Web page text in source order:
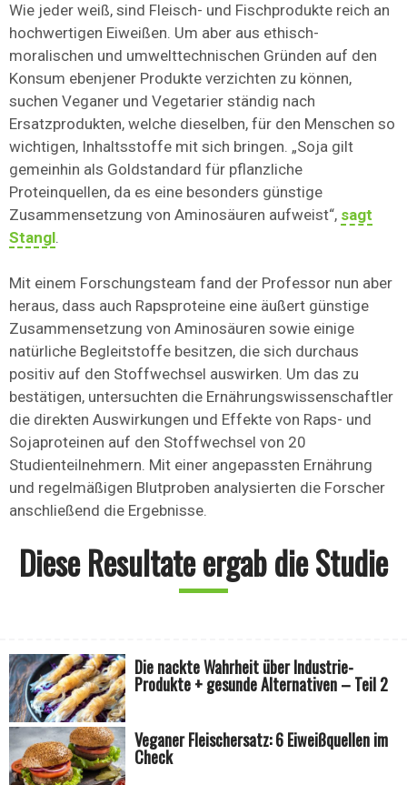
Wie jeder weiß, sind Fleisch- und Fischprodukte reich an
hochwertigen Eiweißen. Um aber aus ethisch-
moralischen und umwelttechnischen Gründen auf den
Konsum ebenjener Produkte verzichten zu können,
suchen Veganer und Vegetarier ständig nach
Ersatzprodukten, welche dieselben, für den Menschen so
wichtigen, Inhaltsstoffe mit sich bringen. „Soja gilt
gemeinhin als Goldstandard für pflanzliche
Proteinquellen, da es eine besonders günstige
Zusammensetzung von Aminosäuren aufweist“, sagt
Stangl.
Mit einem Forschungsteam fand der Professor nun aber
heraus, dass auch Rapsproteine eine äußert günstige
Zusammensetzung von Aminosäuren sowie einige
natürliche Begleitstoffe besitzen, die sich durchaus
positiv auf den Stoffwechsel auswirken. Um das zu
bestätigen, untersuchten die Ernährungswissenschaftler
die direkten Auswirkungen und Effekte von Raps- und
Sojaproteinen auf den Stoffwechsel von 20
Studienteilnehmern. Mit einer angepassten Ernährung
und regelmäßigen Blutproben analysierten die Forscher
anschließend die Ergebnisse.
Diese Resultate ergab die Studie
Die nackte Wahrheit über Industrie-
Produkte + gesunde Alternativen – Teil 2
Veganer Fleischersatz: 6 Eiweißquellen im
Check